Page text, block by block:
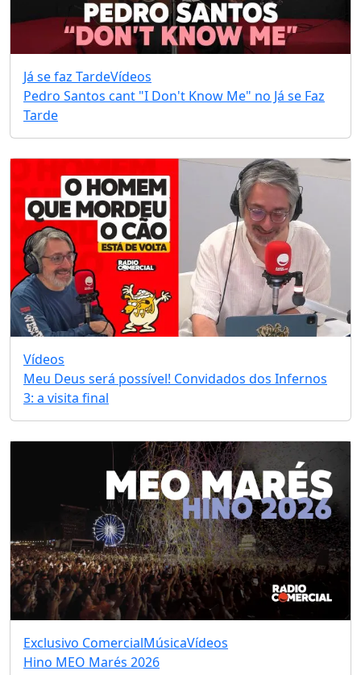
Já se faz TardeVídeos
Pedro Santos cant "I Don't Know Me" no Já se Faz
Tarde
Vídeos
Meu Deus será possível! Convidados dos Infernos
3: a visita final
Exclusivo ComercialMúsicaVídeos
Hino MEO Marés 2026